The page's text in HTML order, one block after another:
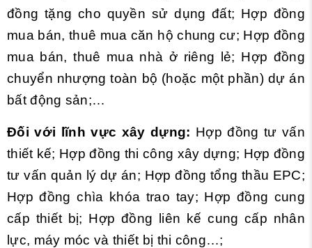
đồng tặng cho quyền sử dụng đất; Hợp đồng
mua bán, thuê mua căn hộ chung cư; Hợp đồng
mua bán, thuê mua nhà ở riêng lẻ; Hợp đồng
chuyển nhượng toàn bộ (hoặc một phần) dự án
bất động sản;…
Đối với lĩnh vực xây dựng: Hợp đồng tư vấn
thiết kế; Hợp đồng thi công xây dựng; Hợp đồng
tư vấn quản lý dự án; Hợp đồng tổng thầu EPC;
Hợp đồng chìa khóa trao tay; Hợp đồng cung
cấp thiết bị; Hợp đồng liên kế cung cấp nhân
lực, máy móc và thiết bị thi công…;